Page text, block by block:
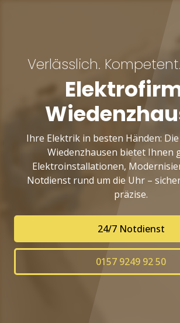
Verlässlich.
Ihre Elektrik in besten Händen:
Wiedenzhausen bietet Ihnen
Elektroinstallationen,
Notdienst rund um die Uhr –
präzise.
24/7 Notdienst
0157 9249 92 50